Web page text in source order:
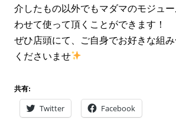
介したもの以外でもマダマのモジュ
わせて使って頂くことができます！
ぜひ店頭にて、ご自身でお好きな組
くださいませ
共有:
Twitter
Facebook